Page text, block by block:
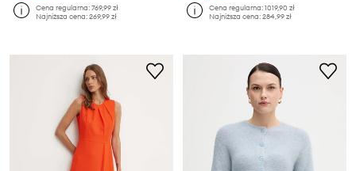
Cena regularna:769,99 zł
Najniższa cena:269,99 zł
Cena regularna:1019,90 zł
Najniższa cena:284,99 zł